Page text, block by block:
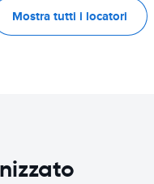
Mostra tutti i locatori